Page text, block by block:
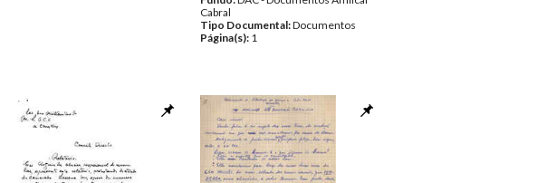
Cabral
Tipo Documental:Documentos
Página(s): 1